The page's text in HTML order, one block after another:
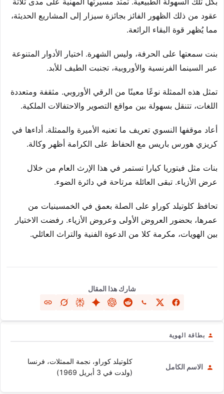
عقود من ذلك الظهور الفائز بجائزة سيزار إلى المشاريع الحديثة،
مما يُظهر قوة البقاء الرائعة.
بنت سمعتها على الحرفة، وليس الشهرة. اختيار الأدوار المتنوعة
عبر السينما الفرنسية والأوروبية، تجنبت الطيف للأبد.
تمثل هذه الممثلة نوعًا معينًا من الرقي الأوروبي. مثقفة ومتعددة
اللغات، تتنقل بسهولة بين مواقع التصوير والاحتفالات الملكية.
أعاد موقفها النسوي تعريف ما تعنيه الأميرة والممثلة. أداءها في
كريزي هورس باريس مع الحفاظ على الكرامة أظهر وكالة.
بنات مثل فيتوريا كيارا تستمر في هذا الإرث العام من خلال
عرض الأزياء. تبقى العائلة مرتاحة في دائرة الضوء.
تحافظ كلوتيلد كوراو على الصلة بعمق في الخمسينيات من
عمرها، بحضور العروض الأولى وعروض الأزياء. رفضت الاختيار
بين الهويات، مكرمة كلا من الدعوة الفنية والتراث العائلي.
شارك هذا المقال
بطاقة الهوية
الاسم الكامل
كلوتيلد كوراو، نجمة الممثلات، فرنسا
(ولدت في 3 أبريل 1969)